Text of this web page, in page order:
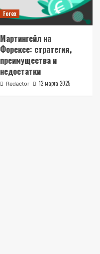
Forex
Мартингейл на
Форексе: стратегия,
преимущества и
недостатки
Redactor 12 марта 2025